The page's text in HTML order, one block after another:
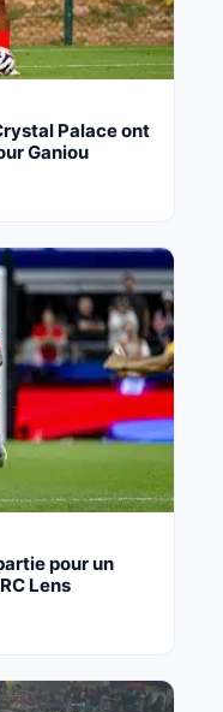
Palace ont
Ganiou
pour un
Lens